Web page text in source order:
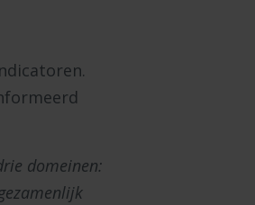
domeinen: